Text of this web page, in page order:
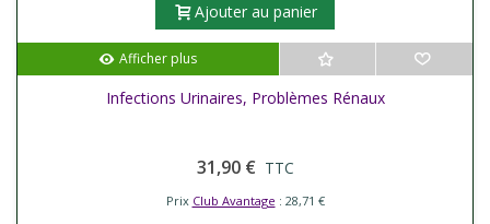
Ajouter au panier
Afficher plus
Infections Urinaires, Problèmes Rénaux
31,90 € TTC
Prix Club Avantage : 28,71 €